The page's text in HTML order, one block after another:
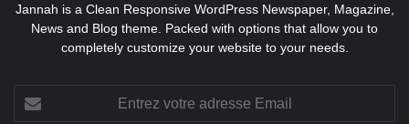
Jannah is a Clean Responsive WordPress Newspaper, Magazine,
News and Blog theme. Packed with options that allow you to
completely customize your website to your needs.
votre